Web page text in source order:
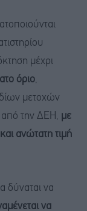
μέχρι
όριο,
μετοχών
από την ΔΕΗ, με
ανώτατη τιμή
δύναται να
να